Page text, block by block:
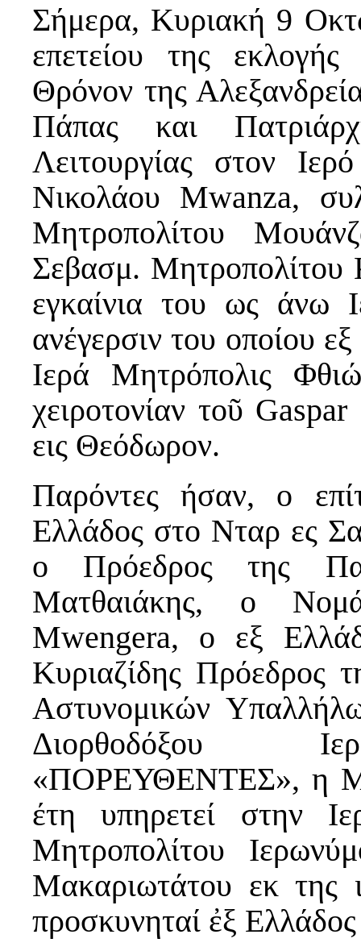
Σήμερα, Κυριακή 9
επετείου της
Θρόνον της
Πάπας και
Λειτουργίας στον
Nικολάου Mwanza,
Μητροπολίτου
Σεβασμ. Μητροπολίτου
εγκαίνια του ως άνω
ανέγερσιν του οποίου
Ιερά Μητρόπολις
χειροτονίαν τοῦ
εις Θεόδωρον.
Παρόντες ήσαν, ο
Ελλάδος στο Νταρ ες
ο Πρόεδρος της
Ματθαιάκης, ο
Μwengera, o εξ
Κυριαζίδης Πρόεδρος
Αστυνομικών
Διορθοδόξου
«ΠΟΡΕΥΘΕΝΤΕΣ», η
έτη υπηρετεί στην
Μητροπολίτου
Μακαριωτάτου εκ της
προσκυνηταί ἐξ